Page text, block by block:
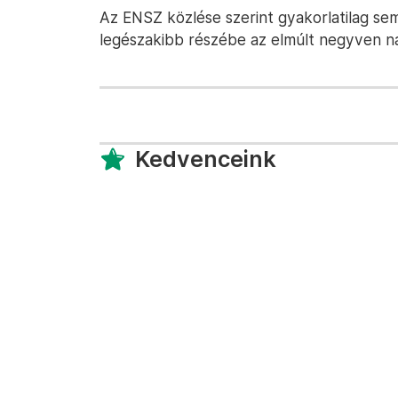
Az ENSZ közlése szerint gyakorlatilag
legészakibb részébe az elmúlt negyven
Kedvenceink